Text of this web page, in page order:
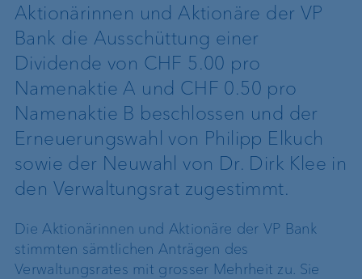
Aktionärinnen und Aktionäre der VP
Bank die Ausschüttung einer
Dividende von CHF 5.00 pro
Namenaktie A und CHF 0.50 pro
Namenaktie B beschlossen und der
Erneuerungswahl von Philipp Elkuch
sowie der Neuwahl von Dr. Dirk Klee in
den Verwaltungsrat zugestimmt.
Die Aktionärinnen und Aktionäre der VP Bank
stimmten sämtlichen Anträgen des
Verwaltungsrates mit grosser Mehrheit zu. Sie